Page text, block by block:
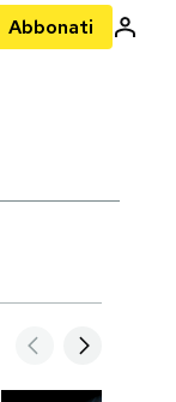
Abbonati